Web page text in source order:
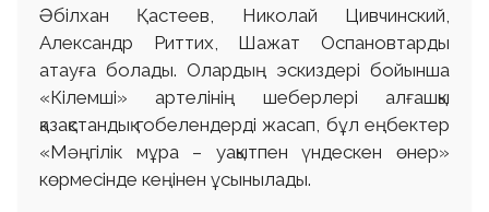
Әбілхан Қастеев, Николай Цивчинский,
Александр Риттих, Шажат Оспановтарды
атауға болады. Олардың эскиздері бойынша
«Кілемші» артелінің шеберлері алғашқы
қазақстандық гобелендерді жасап, бұл еңбектер
«Мәңгілік мұра – уақытпен үндескен өнер»
көрмесінде кеңінен ұсынылады.